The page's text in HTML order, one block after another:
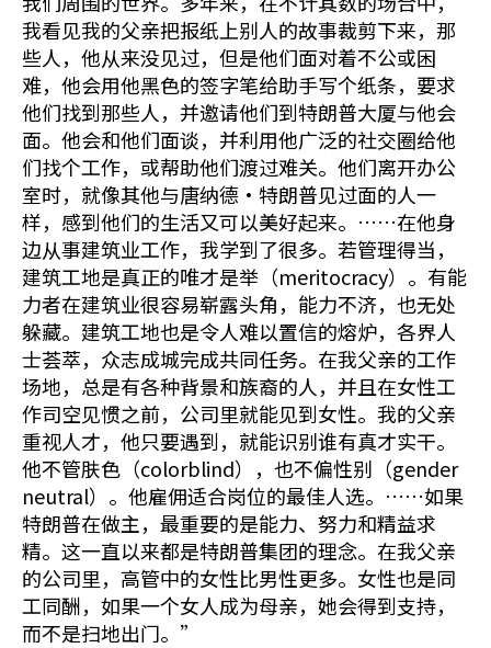
我看见我的父亲把报纸上别人的故事裁剪下来，那
些人，他从来没见过，但是他们面对着不公或困
难，他会用他黑色的签字笔给助手写个纸条，要求
他们找到那些人，并邀请他们到特朗普大厦与他会
面。他会和他们面谈，并利用他广泛的社交圈给他
们找个工作，或帮助他们渡过难关。他们离开办公
室时，就像其他与唐纳德·特朗普见过面的人一
样，感到他们的生活又可以美好起来。……在他身
边从事建筑业工作，我学到了很多。若管理得当，
建筑工地是真正的唯才是举（meritocracy）。有能
力者在建筑业很容易崭露头角，能力不济，也无处
躲藏。建筑工地也是令人难以置信的熔炉，各界人
士荟萃，众志成城完成共同任务。在我父亲的工作
场地，总是有各种背景和族裔的人，并且在女性工
作司空见惯之前，公司里就能见到女性。我的父亲
重视人才，他只要遇到，就能识别谁有真才实干。
他不管肤色（colorblind），也不偏性别（gender
neutral）。他雇佣适合岗位的最佳人选。……如果
特朗普在做主，最重要的是能力、努力和精益求
精。这一直以来都是特朗普集团的理念。在我父亲
的公司里，高管中的女性比男性更多。女性也是同
工同酬，如果一个女人成为母亲，她会得到支持，
而不是扫地出门。”